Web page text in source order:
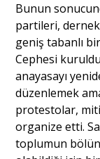
Bunun
partileri,
geniş tabanlı
Cephesi
anayasayı
düzenlemek
protestolar,
organize etti.
toplumun